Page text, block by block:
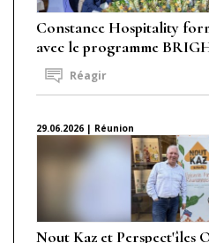
Constance Hospitality
avec le programme
Réagir
29.06.2026 | Réunion
Nout Kaz et Perspect'îles